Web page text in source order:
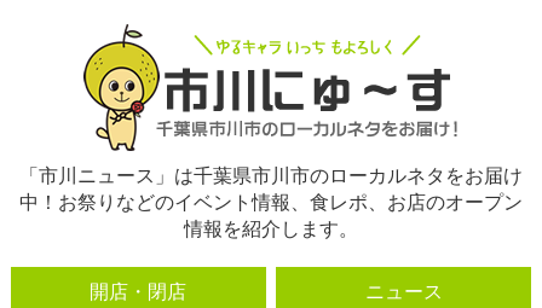
「市川ニュース」は千葉県市川市のローカルネタをお届け
中！お祭りなどのイベント情報、食レポ、お店のオープン
情報を紹介します。
開店・閉店 ニュース